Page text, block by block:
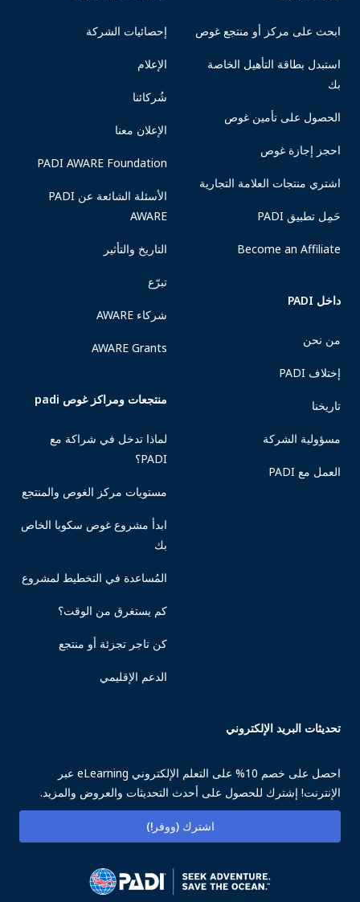
ابحث على مركز أو منتجع غوص
استبدل بطاقة التأهيل الخاصة
بك
الحصول على تأمين غوص
احجز إجازة غوص
اشتري منتجات العلامة التجارية
حَمِل تطبيق PADI
Become an Affiliate
داخل PADI
من نحن
إختلاف PADI
تاريخنا
مسؤولية الشركة
العمل مع PADI
إحصائيات الشركة
الإعلام
شُركائنا
الإعلان معنا
PADI AWARE Foundation
الأسئلة الشائعة عن PADI
AWARE
التاريخ والتأثير
تبرّع
شركاء AWARE
AWARE Grants
منتجعات ومراكز غوص padi
لماذا تدخل في شراكة مع
PADI؟
مستويات مركز الغوص والمنتجع
ابدأ مشروع غوص سكوبا الخاص
بك
المُساعدة في التخطيط لمشروع
كم يستغرق من الوقت؟
كن تاجر تجزئة أو منتجع
الدعم الإقليمي
تحديثات البريد الإلكتروني
احصل على خصم 10% على التعلم الإلكتروني eLearning عبر
الإنترنت! إشترك للحصول على أحدث التحديثات والعروض والمزيد.
اشترك (ووفر!)